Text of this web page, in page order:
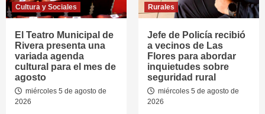
Cultura y Sociales
El Teatro Municipal de
Rivera presenta una
variada agenda
cultural para el mes de
agosto
miércoles 5 de agosto de
2026
Rurales
Jefe de Policía recibió
a vecinos de Las
Flores para abordar
inquietudes sobre
seguridad rural
miércoles 5 de agosto de
2026